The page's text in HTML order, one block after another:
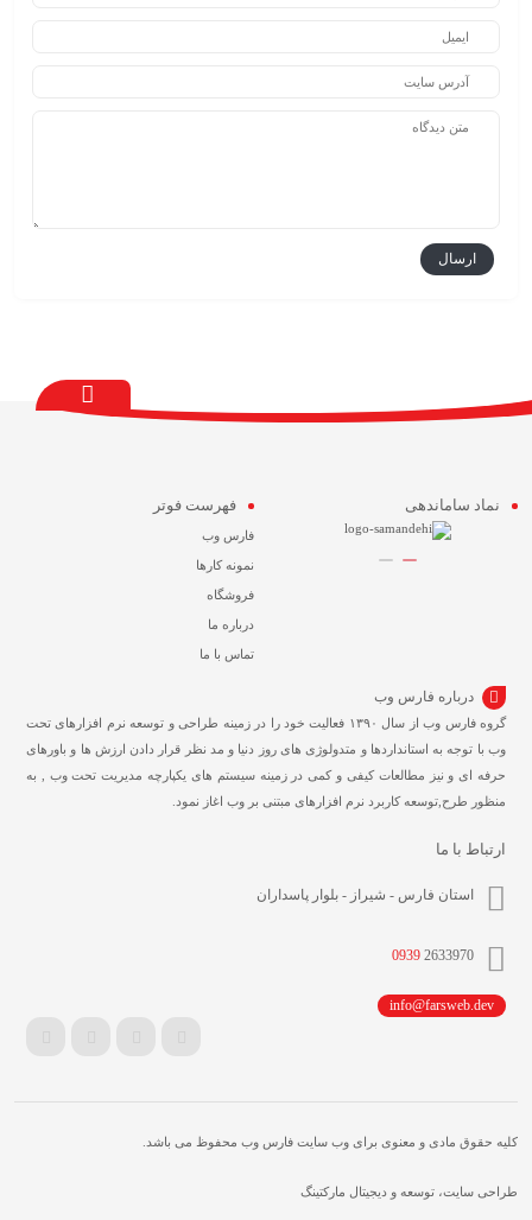
نماد ساماندهی فهرست فوتر
فارس وب
نمونه کارها
فروشگاه
درباره ما
تماس با ما
درباره فارس وب
گروه فارس وب از سال ۱۳۹۰ فعالیت خود را در زمینه طراحی و توسعه نرم افزارهای تحت
وب با توجه به استانداردها و متدولوژی های روز دنیا و مد نظر قرار دادن ارزش ها و باورهای
حرفه ای و نیز مطالعات کیفی و کمی در زمینه سیستم های یکپارچه مدیریت تحت وب , به
منظور طرح,توسعه کاربرد نرم افزارهای مبتنی بر وب اغاز نمود.
ارتباط با ما
استان فارس - شیراز - بلوار پاسداران
0939 2633970
info@farsweb.dev
کلیه حقوق مادی و معنوی برای وب سایت فارس وب محفوظ می باشد.
طراحی سایت، توسعه و دیجیتال مارکتینگ